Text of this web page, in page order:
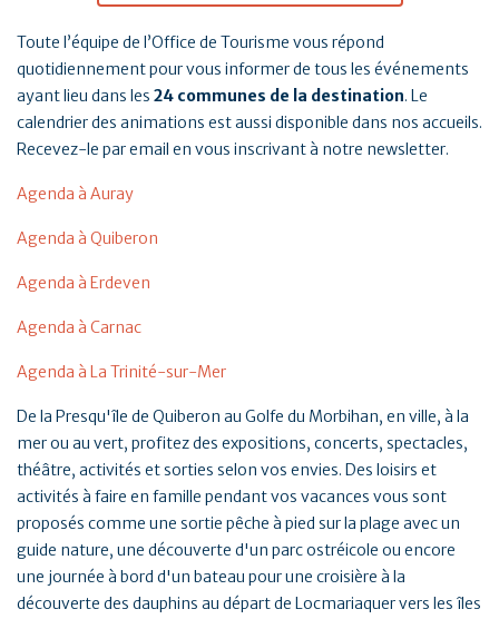
Toute l’équipe de l’Office de Tourisme vous répond
quotidiennement pour vous informer de tous les événements
ayant lieu dans les 24 communes de la destination. Le
calendrier des animations est aussi disponible dans nos accueils.
Recevez-le par email en vous inscrivant à notre newsletter.
Agenda à Auray
Agenda à Quiberon
Agenda à Erdeven
Agenda à Carnac
Agenda à La Trinité-sur-Mer
De la Presqu'île de Quiberon au Golfe du Morbihan, en ville, à la
mer ou au vert, profitez des expositions, concerts, spectacles,
théâtre, activités et sorties selon vos envies. Des loisirs et
activités à faire en famille pendant vos vacances vous sont
proposés comme une sortie pêche à pied sur la plage avec un
guide nature, une découverte d'un parc ostréicole ou encore
une journée à bord d'un bateau pour une croisière à la
découverte des dauphins au départ de Locmariaquer vers les îles